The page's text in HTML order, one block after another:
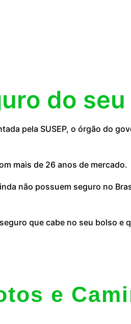
do
pela SUSEP, o órgão do
mais de 26 anos de mercado.
não possuem seguro no
que cabe no seu bolso e
e